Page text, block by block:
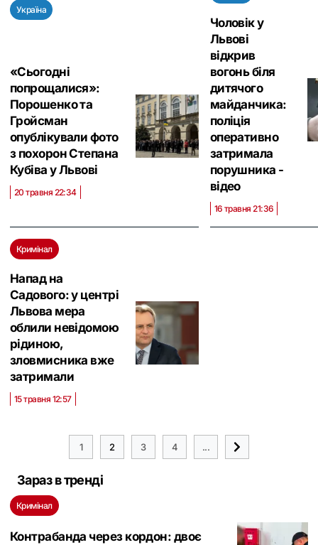
Україна
«Сьогодні
попрощалися»:
Порошенко та
Гройсман
опублікували фото
з похорон Степана
Кубіва у Львові
20 травня 22:34
Чоловік у
Львові
відкрив
вогонь біля
дитячого
майданчика:
поліція
оперативно
затримала
порушника -
відео
16 травня 21:36
Кримінал
Напад на
Садового: у центрі
Львова мера
облили невідомою
рідиною,
зловмисника вже
затримали
15 травня 12:57
1 2 3 4 ...
Зараз в тренді
Кримінал
Контрабанда через кордон: двоє